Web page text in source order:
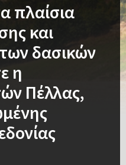
πλαίσια
και
δασικών
η
Πέλλας,